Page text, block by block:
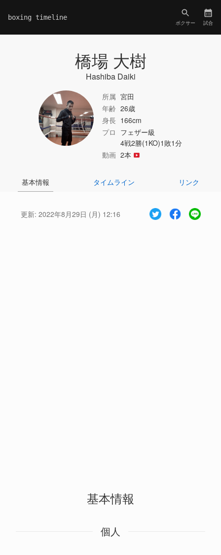
boxing timeline
ボクサー 試合
橋場 大樹
Hashiba Daiki
所属 宮田
年齢 26歳
身長 166cm
プロ フェザー級
4戦2勝(1KO)1敗1分
動画 2本
基本情報 タイムライン リンク
更新: 2022年8月29日 (月) 12:16
基本情報
個人